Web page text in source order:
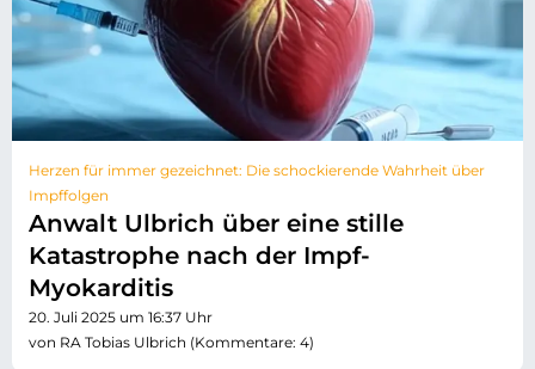
Herzen für immer gezeichnet: Die schockierende Wahrheit über
Impffolgen
Anwalt Ulbrich über eine stille
Katastrophe nach der Impf-
Myokarditis
20. Juli 2025 um 16:37 Uhr
von RA Tobias Ulbrich (Kommentare: 4)